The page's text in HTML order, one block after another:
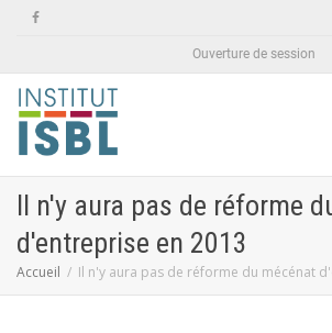
Ouverture de session
Il n'y aura pas de réforme
d'entreprise en 2013
Accueil Il n'y aura pas de réforme du mécénat